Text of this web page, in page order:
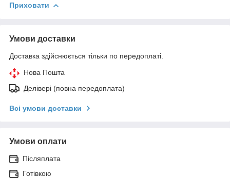
Приховати
Умови доставки
Доставка здійснюється тільки по передоплаті.
Нова Пошта
Делівері (повна передоплата)
Всі умови доставки
Умови оплати
Післяплата
Готівкою